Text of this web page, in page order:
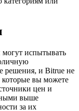
испытывать
решения, и Bitrue не
которые вы можете
цен и
выше
за их